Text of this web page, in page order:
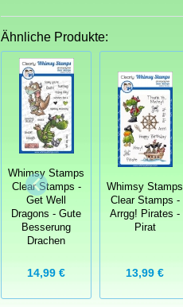
Ähnliche Produkte:
Whimsy Stamps
Clear Stamps -
Get Well
Dragons - Gute
Besserung
Drachen
14,99 €
Whimsy Stamps
Clear Stamps -
Arrgg! Pirates -
Pirat
13,99 €